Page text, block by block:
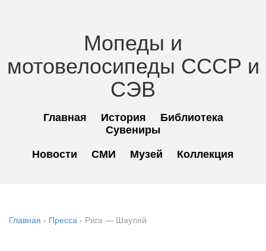
Мопеды и
мотовелосипеды СССР и
СЭВ
Главная История
Библиотека
Сувениры
Новости
СМИ Музей Коллекция
Главная › Пресса › Рига — Шауляй